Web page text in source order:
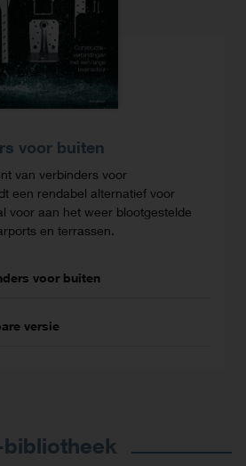
voor buiten
van verbinders voor
een rendabel alternatief voor
voor aan het weer blootgestelde
en terrassen.
voor buiten
versie